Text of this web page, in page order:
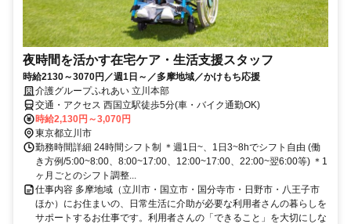
夜時間を活かす在宅ケア・生活支援スタッフ
時給2130～3070円／週1日～／多摩地域／かけもち応援
介護グループふれあい 立川本部
交通・アクセス 西国立駅徒歩5分(車・バイク通勤OK)
時給2,130円～3,070円
東京都立川市
勤務時間詳細 24時間シフト制 ＊週1日~、1日3~8hでシフト自由 (働
き方例/5:00~8:00、8:00~17:00、12:00~17:00、22:00~翌6:00等) ＊1
ヶ月ごとのシフト調整...
仕事内容 多摩地域（立川市・国立市・国分寺市・日野市・八王子市
ほか）にお住まいの、日常生活に介助が必要な利用者さんの暮らしを
サポートするお仕事です。利用者さんの「できること」を大切にしな